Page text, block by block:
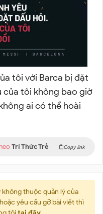
tôi với Barca bị đặt
của tôi không bao giờ
ai có thể hoài
Trí Thức Trẻ Copy link
không thuộc quản lý của
yêu cầu gỡ bài viết thì